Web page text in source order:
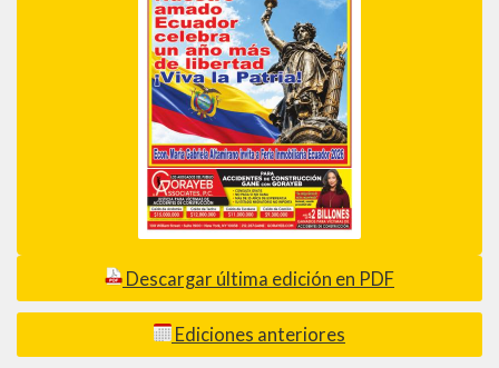
Descargar última edición en PDF
Ediciones anteriores